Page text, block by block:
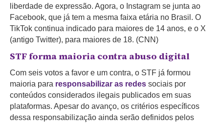
liberdade de expressão. Agora, o Instagram se junta ao
Facebook, que já tem a mesma faixa etária no Brasil. O
TikTok continua indicado para maiores de 14 anos, e o X
(antigo Twitter), para maiores de 18. (CNN)
STF forma maioria contra abuso digital
Com seis votos a favor e um contra, o STF já formou
maioria para responsabilizar as redes sociais por
conteúdos considerados ilegais publicados em suas
plataformas. Apesar do avanço, os critérios específicos
dessa responsabilização ainda serão definidos pelos